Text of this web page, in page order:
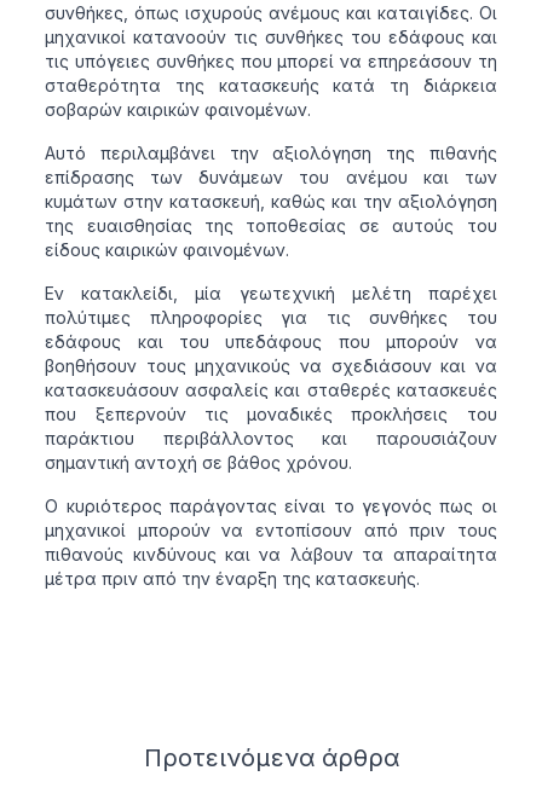
συνθήκες, όπως ισχυρούς ανέμους και καταιγίδες. Οι
μηχανικοί κατανοούν τις συνθήκες του εδάφους και
τις υπόγειες συνθήκες που μπορεί να επηρεάσουν τη
σταθερότητα της κατασκευής κατά τη διάρκεια
σοβαρών καιρικών φαινομένων.
Αυτό περιλαμβάνει την αξιολόγηση της πιθανής
επίδρασης των δυνάμεων του ανέμου και των
κυμάτων στην κατασκευή, καθώς και την αξιολόγηση
της ευαισθησίας της τοποθεσίας σε αυτούς του
είδους καιρικών φαινομένων.
Εν κατακλείδι, μία γεωτεχνική μελέτη παρέχει
πολύτιμες πληροφορίες για τις συνθήκες του
εδάφους και του υπεδάφους που μπορούν να
βοηθήσουν τους μηχανικούς να σχεδιάσουν και να
κατασκευάσουν ασφαλείς και σταθερές κατασκευές
που ξεπερνούν τις μοναδικές προκλήσεις του
παράκτιου περιβάλλοντος και παρουσιάζουν
σημαντική αντοχή σε βάθος χρόνου.
Ο κυριότερος παράγοντας είναι το γεγονός πως οι
μηχανικοί μπορούν να εντοπίσουν από πριν τους
πιθανούς κινδύνους και να λάβουν τα απαραίτητα
μέτρα πριν από την έναρξη της κατασκευής.
Προτεινόμενα άρθρα